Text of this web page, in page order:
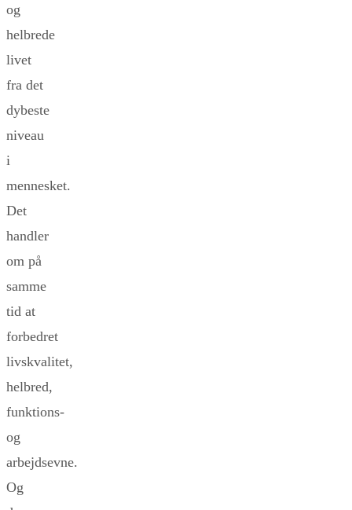
og
helbrede
livet
fra det
dybeste
niveau
i
mennesket.
Det
handler
om på
samme
tid at
forbedret
livskvalitet,
helbred,
funktions-
og
arbejdsevne.
Og